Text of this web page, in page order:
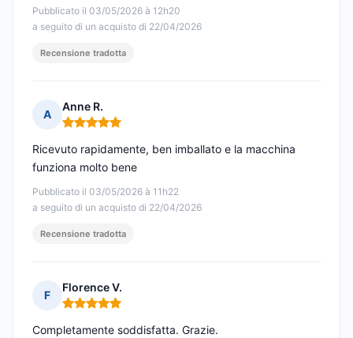
Pubblicato il 03/05/2026 à 12h20
a seguito di un acquisto di 22/04/2026
Recensione tradotta
A
Anne R.
Nota: 5 su 5
Pubblicato il 03/05/2026 à 11h22
a seguito di un acquisto di 22/04/2026
Ricevuto rapidamente, ben imballato e la macchina
funziona molto bene
Recensione tradotta
F
Florence V.
Nota: 5 su 5
Completamente soddisfatta. Grazie.